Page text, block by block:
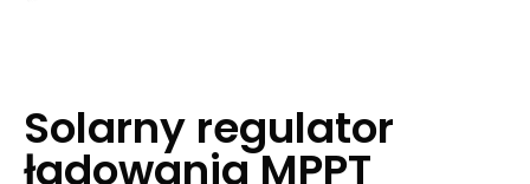
Solarny regulator
ładowania MPPT